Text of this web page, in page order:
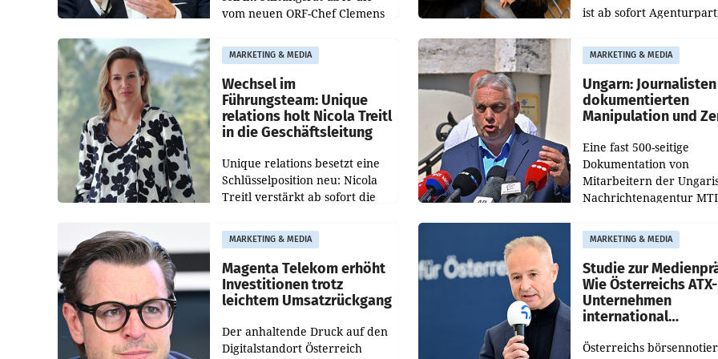
vom neuen ORF-Chef Clemens
Besetzungen für die
Direktionen abgestimmt
werden.
ist ab sofort
Optimierungsplattform
OtterlyAI. Damit baut die
Agentur ihr
MARKETING & MEDIA
Wechsel im
Führungsteam: Unique
relations holt Nicola Treitl
in die Geschäftsleitung
Unique relations besetzt eine
Schlüsselposition neu: Nicola
Treitl verstärkt ab sofort die
PR-Agentur an der Seite von
Josef Kalina und Anna Kalina-
Mahr.
MARKETING & MEDIA
Ungarn: Journalisten
dokumentierten
Manipulation und
Eine fast 500-seitige
Dokumentation von
Mitarbeitern der
Nachrichtenagentur
Manipulation und Zensur
der Agentur während
MARKETING & MEDIA
Magenta Telekom erhöht
Investitionen trotz
leichtem Umsatzrückgang
Der anhaltende Druck auf den
Digitalstandort Österreich
MARKETING & MEDIA
Studie zur
Wie Österreichs ATX-
Unternehmen
international
Österreichs